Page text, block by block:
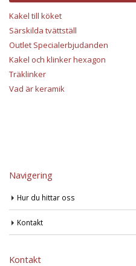
Kakel till köket
Särskilda tvättställ
Outlet Specialerbjudanden
Kakel och klinker hexagon
Träklinker
Vad är keramik
Navigering
Hur du hittar oss
Kontakt
Kontakt